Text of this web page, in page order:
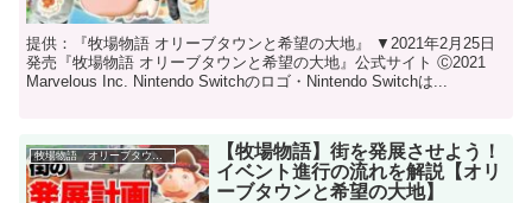
提供：『牧場物語 オリーブタウンと希望の大地』 ▼2021年2月25日
発売『牧場物語 オリーブタウンと希望の大地』公式サイト Ⓒ2021
Marvelous Inc. Nintendo Switchのロゴ・Nintendo Switchは...
牧場物語 オリーブタウンと希望の大地
【牧場物語】街を発展させよう！
イベント進行の流れを解説【オリ
ーブタウンと希望の大地】